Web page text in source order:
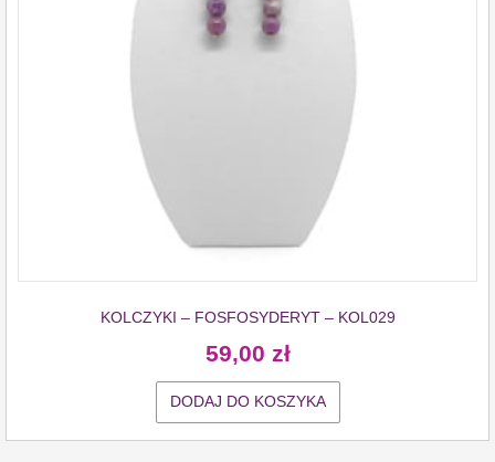
KOLCZYKI – FOSFOSYDERYT – KOL029
59,00 zł
DODAJ DO KOSZYKA